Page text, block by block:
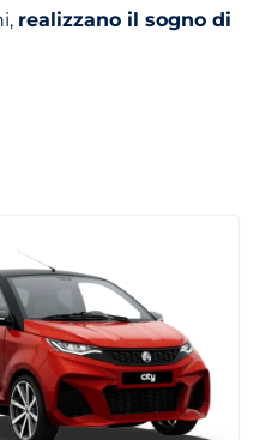
realizzano il sogno di